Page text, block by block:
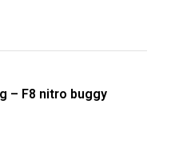
– F8 nitro buggy